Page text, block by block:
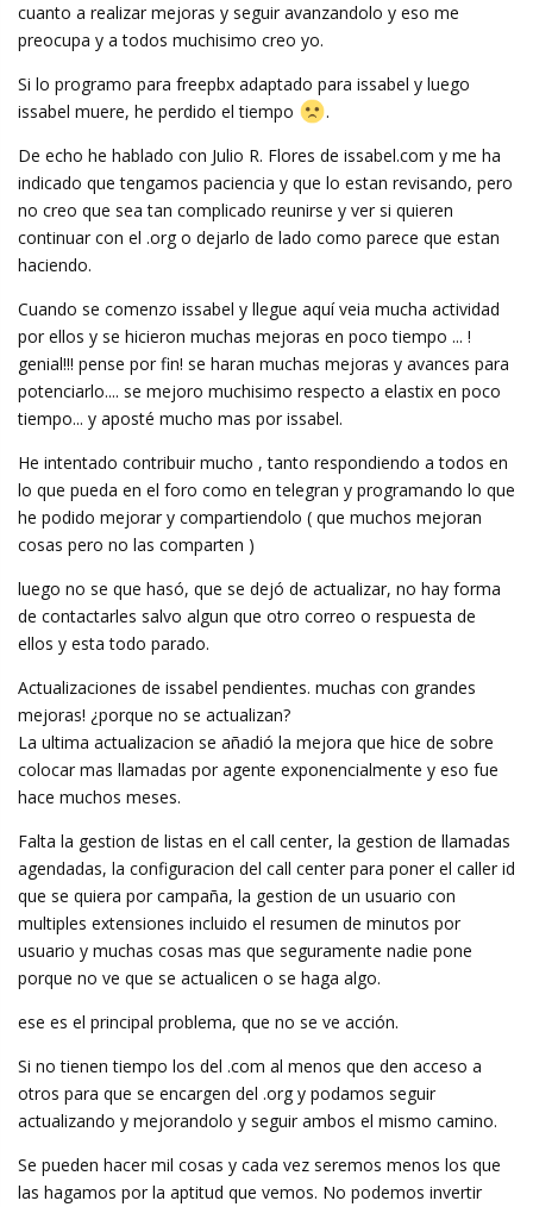
cuanto a realizar mejoras y seguir avanzandolo y eso me
preocupa y a todos muchisimo creo yo.
Si lo programo para freepbx adaptado para issabel y luego
issabel muere, he perdido el tiempo
.
De echo he hablado con Julio R. Flores de issabel.com y me ha
indicado que tengamos paciencia y que lo estan revisando, pero
no creo que sea tan complicado reunirse y ver si quieren
continuar con el .org o dejarlo de lado como parece que estan
haciendo.
Cuando se comenzo issabel y llegue aquí veia mucha actividad
por ellos y se hicieron muchas mejoras en poco tiempo ... !
genial!!! pense por fin! se haran muchas mejoras y avances para
potenciarlo.... se mejoro muchisimo respecto a elastix en poco
tiempo... y aposté mucho mas por issabel.
He intentado contribuir mucho , tanto respondiendo a todos en
lo que pueda en el foro como en telegran y programando lo que
he podido mejorar y compartiendolo ( que muchos mejoran
cosas pero no las comparten )
luego no se que hasó, que se dejó de actualizar, no hay forma
de contactarles salvo algun que otro correo o respuesta de
ellos y esta todo parado.
Actualizaciones de issabel pendientes. muchas con grandes
mejoras! ¿porque no se actualizan?
La ultima actualizacion se añadió la mejora que hice de sobre
colocar mas llamadas por agente exponencialmente y eso fue
hace muchos meses.
Falta la gestion de listas en el call center, la gestion de llamadas
agendadas, la configuracion del call center para poner el caller id
que se quiera por campaña, la gestion de un usuario con
multiples extensiones incluido el resumen de minutos por
usuario y muchas cosas mas que seguramente nadie pone
porque no ve que se actualicen o se haga algo.
ese es el principal problema, que no se ve acción.
Si no tienen tiempo los del .com al menos que den acceso a
otros para que se encargen del .org y podamos seguir
actualizando y mejorandolo y seguir ambos el mismo camino.
Se pueden hacer mil cosas y cada vez seremos menos los que
las hagamos por la aptitud que vemos. No podemos invertir